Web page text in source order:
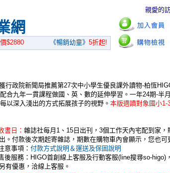
網
《暢銷幼童》5折起! 《今周刊》5折特
親愛的
行政院新聞局推薦第27次中小學生優良課外讀物-柏恆
合九年一貫課程做國、英、數的延伸學習。一年24期-半
以深入淺出的方式拓展孩子的視野。 本版適讀對象國小1-
書日： 雜誌社每月1、15日出刊，3個工作天內宅配到家，
。付款後次期起寄雜誌，期數在購物車內會顯示，您也可
意事項： 付款方式說明＆運送及保固說明
後服務：HIGO首創線上客服及行動客服(line搜尋so-higo)
有優惠，洽線上客服。